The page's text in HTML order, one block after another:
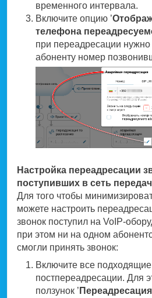
временного интервала.
Включите опцию ’
телефона
при переадресации нужно
абоненту номер
Настройка переадресации
поступивших в сеть
Для того чтобы
можете настроить
звонок поступил на VoIP-
при этом ни на одном
смогли принять звонок:
Включите все
постпереадресации. Для
ползунок ’